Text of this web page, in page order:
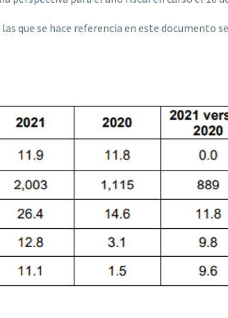
que se hace referencia en este documento